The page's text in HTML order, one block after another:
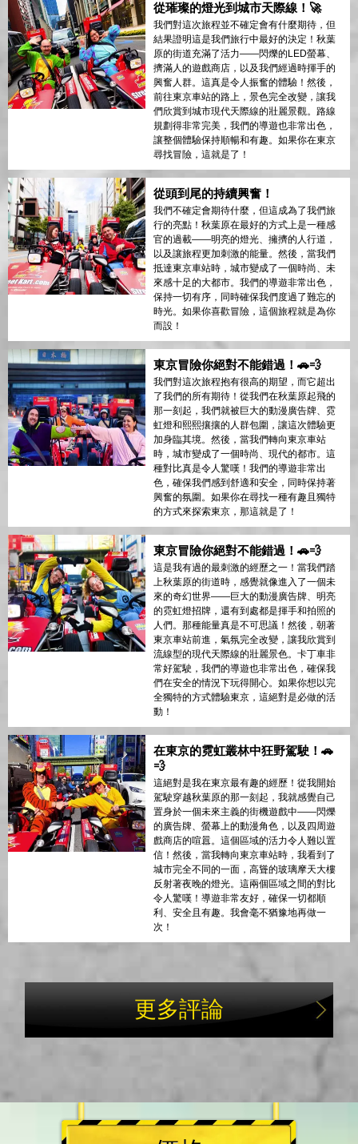
從璀璨的燈光到城市天際線！🚀
我們對這次旅程並不確定會有什麼期待，但
結果證明這是我們旅行中最好的決定！秋葉
原的街道充滿了活力——閃爍的LED螢幕、
擠滿人的遊戲商店，以及我們經過時揮手的
興奮人群。這真是令人振奮的體驗！然後，
前往東京車站的路上，景色完全改變，讓我
們欣賞到城市現代天際線的壯麗景觀。路線
規劃得非常完美，我們的導遊也非常出色，
讓整個體驗保持順暢和有趣。如果你在東京
尋找冒險，這就是了！
從頭到尾的持續興奮！
我們不確定會期待什麼，但這成為了我們旅
行的亮點！秋葉原在最好的方式上是一種感
官的過載——明亮的燈光、擁擠的人行道，
以及讓旅程更加刺激的能量。然後，當我們
抵達東京車站時，城市變成了一個時尚、未
來感十足的大都市。我們的導遊非常出色，
保持一切有序，同時確保我們度過了難忘的
時光。如果你喜歡冒險，這個旅程就是為你
而設！
東京冒險你絕對不能錯過！🚗💨
我們對這次旅程抱有很高的期望，而它超出
了我們的所有期待！從我們在秋葉原起飛的
那一刻起，我們就被巨大的動漫廣告牌、霓
虹燈和熙熙攘攘的人群包圍，讓這次體驗更
加身臨其境。然後，當我們轉向東京車站
時，城市變成了一個時尚、現代的都市。這
種對比真是令人驚嘆！我們的導遊非常出
色，確保我們感到舒適和安全，同時保持著
興奮的氛圍。如果你在尋找一種有趣且獨特
的方式來探索東京，那這就是了！
東京冒險你絕對不能錯過！🚗💨
這是我有過的最刺激的經歷之一！當我們踏
上秋葉原的街道時，感覺就像進入了一個未
來的奇幻世界——巨大的動漫廣告牌、明亮
的霓虹燈招牌，還有到處都是揮手和拍照的
人們。那種能量真是不可思議！然後，朝著
東京車站前進，氣氛完全改變，讓我欣賞到
流線型的現代天際線的壯麗景色。卡丁車非
常好駕駛，我們的導遊也非常出色，確保我
們在安全的情況下玩得開心。如果你想以完
全獨特的方式體驗東京，這絕對是必做的活
動！
在東京的霓虹叢林中狂野駕駛！🚗
💨
這絕對是我在東京最有趣的經歷！從我開始
駕駛穿越秋葉原的那一刻起，我就感覺自己
置身於一個未來主義的街機遊戲中——閃爍
的廣告牌、螢幕上的動漫角色，以及四周遊
戲商店的喧囂。這個區域的活力令人難以置
信！然後，當我轉向東京車站時，我看到了
城市完全不同的一面，高聳的玻璃摩天大樓
反射著夜晚的燈光。這兩個區域之間的對比
令人驚嘆！導遊非常友好，確保一切都順
利、安全且有趣。我會毫不猶豫地再做一
次！
更多評論